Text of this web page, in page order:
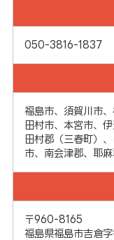
050-3816-1837
福島市、須賀川市
田村市、本宮市、
田村郡（三春町）
市、南会津郡、耶
〒960-8165
福島県福島市吉倉字